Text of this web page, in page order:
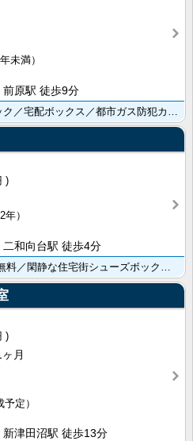
未満）
原駅 徒歩9分
年）
和向台駅 徒歩4分
ヶ月
予定）
津田沼駅 徒歩13分